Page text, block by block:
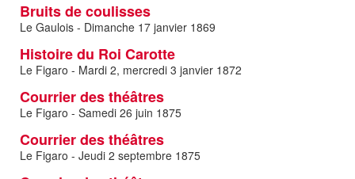
Bruits de coulisses
Le Gaulois - Dimanche 17 janvier 1869
Histoire du Roi Carotte
Le Figaro - Mardi 2, mercredi 3 janvier 1872
Courrier des théâtres
Le Figaro - Samedi 26 juin 1875
Courrier des théâtres
Le Figaro - Jeudi 2 septembre 1875